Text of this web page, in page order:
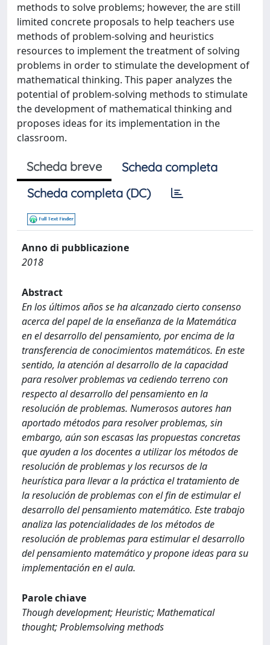
methods to solve problems; however, the are still
limited concrete proposals to help teachers use
methods of problem-solving and heuristics
resources to implement the treatment of solving
problems in order to stimulate the development of
mathematical thinking. This paper analyzes the
potential of problem-solving methods to stimulate
the development of mathematical thinking and
proposes ideas for its implementation in the
classroom.
Scheda breve
Scheda completa
Scheda completa (DC)
Anno di pubblicazione
2018
Abstract
En los últimos años se ha alcanzado cierto consenso
acerca del papel de la enseñanza de la Matemática
en el desarrollo del pensamiento, por encima de la
transferencia de conocimientos matemáticos. En este
sentido, la atención al desarrollo de la capacidad
para resolver problemas va cediendo terreno con
respecto al desarrollo del pensamiento en la
resolución de problemas. Numerosos autores han
aportado métodos para resolver problemas, sin
embargo, aún son escasas las propuestas concretas
que ayuden a los docentes a utilizar los métodos de
resolución de problemas y los recursos de la
heurística para llevar a la práctica el tratamiento de
la resolución de problemas con el fin de estimular el
desarrollo del pensamiento matemático. Este trabajo
analiza las potencialidades de los métodos de
resolución de problemas para estimular el desarrollo
del pensamiento matemático y propone ideas para su
implementación en el aula.
Parole chiave
Though development; Heuristic; Mathematical
thought; Problemsolving methods